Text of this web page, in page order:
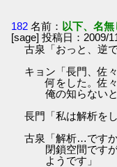
182 名前： 以下、名
[sage] 投稿日：2009/
古泉「おっと、逆で
キョン「長門、佐
何をした。佐々
俺の知らないと
長門「私は解析を
古泉「解析…です
閉鎖空間ですが
ようです」